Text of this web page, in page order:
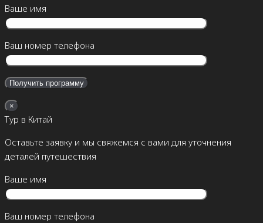
Ваше имя
Ваш номер телефона
×
Тур в Китай
Оставьте заявку и мы свяжемся с вами для уточнения
деталей путешествия
Ваше имя
Ваш номер телефона